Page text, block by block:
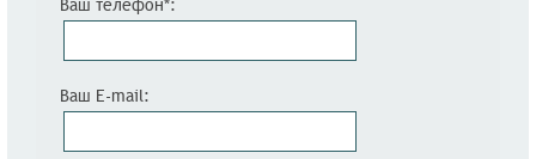
Ваш телефон*:
Ваш E-mail: